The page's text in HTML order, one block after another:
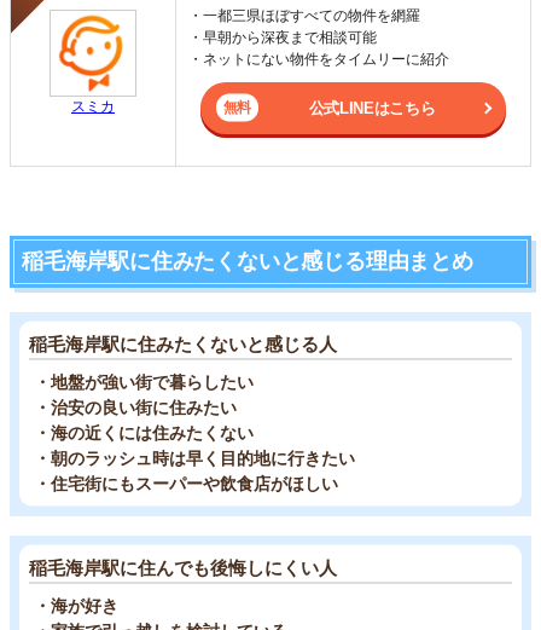
スミカ
・一都三県ほぼすべての物件を網羅
・早朝から深夜まで相談可能
・ネットにない物件をタイムリーに紹介
公式LINEはこちら
稲毛海岸駅に住みたくないと感じる理由まとめ
稲毛海岸駅に住みたくないと感じる人
・地盤が強い街で暮らしたい
・治安の良い街に住みたい
・海の近くには住みたくない
・朝のラッシュ時は早く目的地に行きたい
・住宅街にもスーパーや飲食店がほしい
稲毛海岸駅に住んでも後悔しにくい人
・海が好き